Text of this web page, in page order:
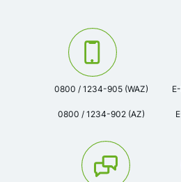
Kontaktieren Sie uns unter der
0800 / 1234-905 (WAZ)
0800 / 1234-902 (AZ)